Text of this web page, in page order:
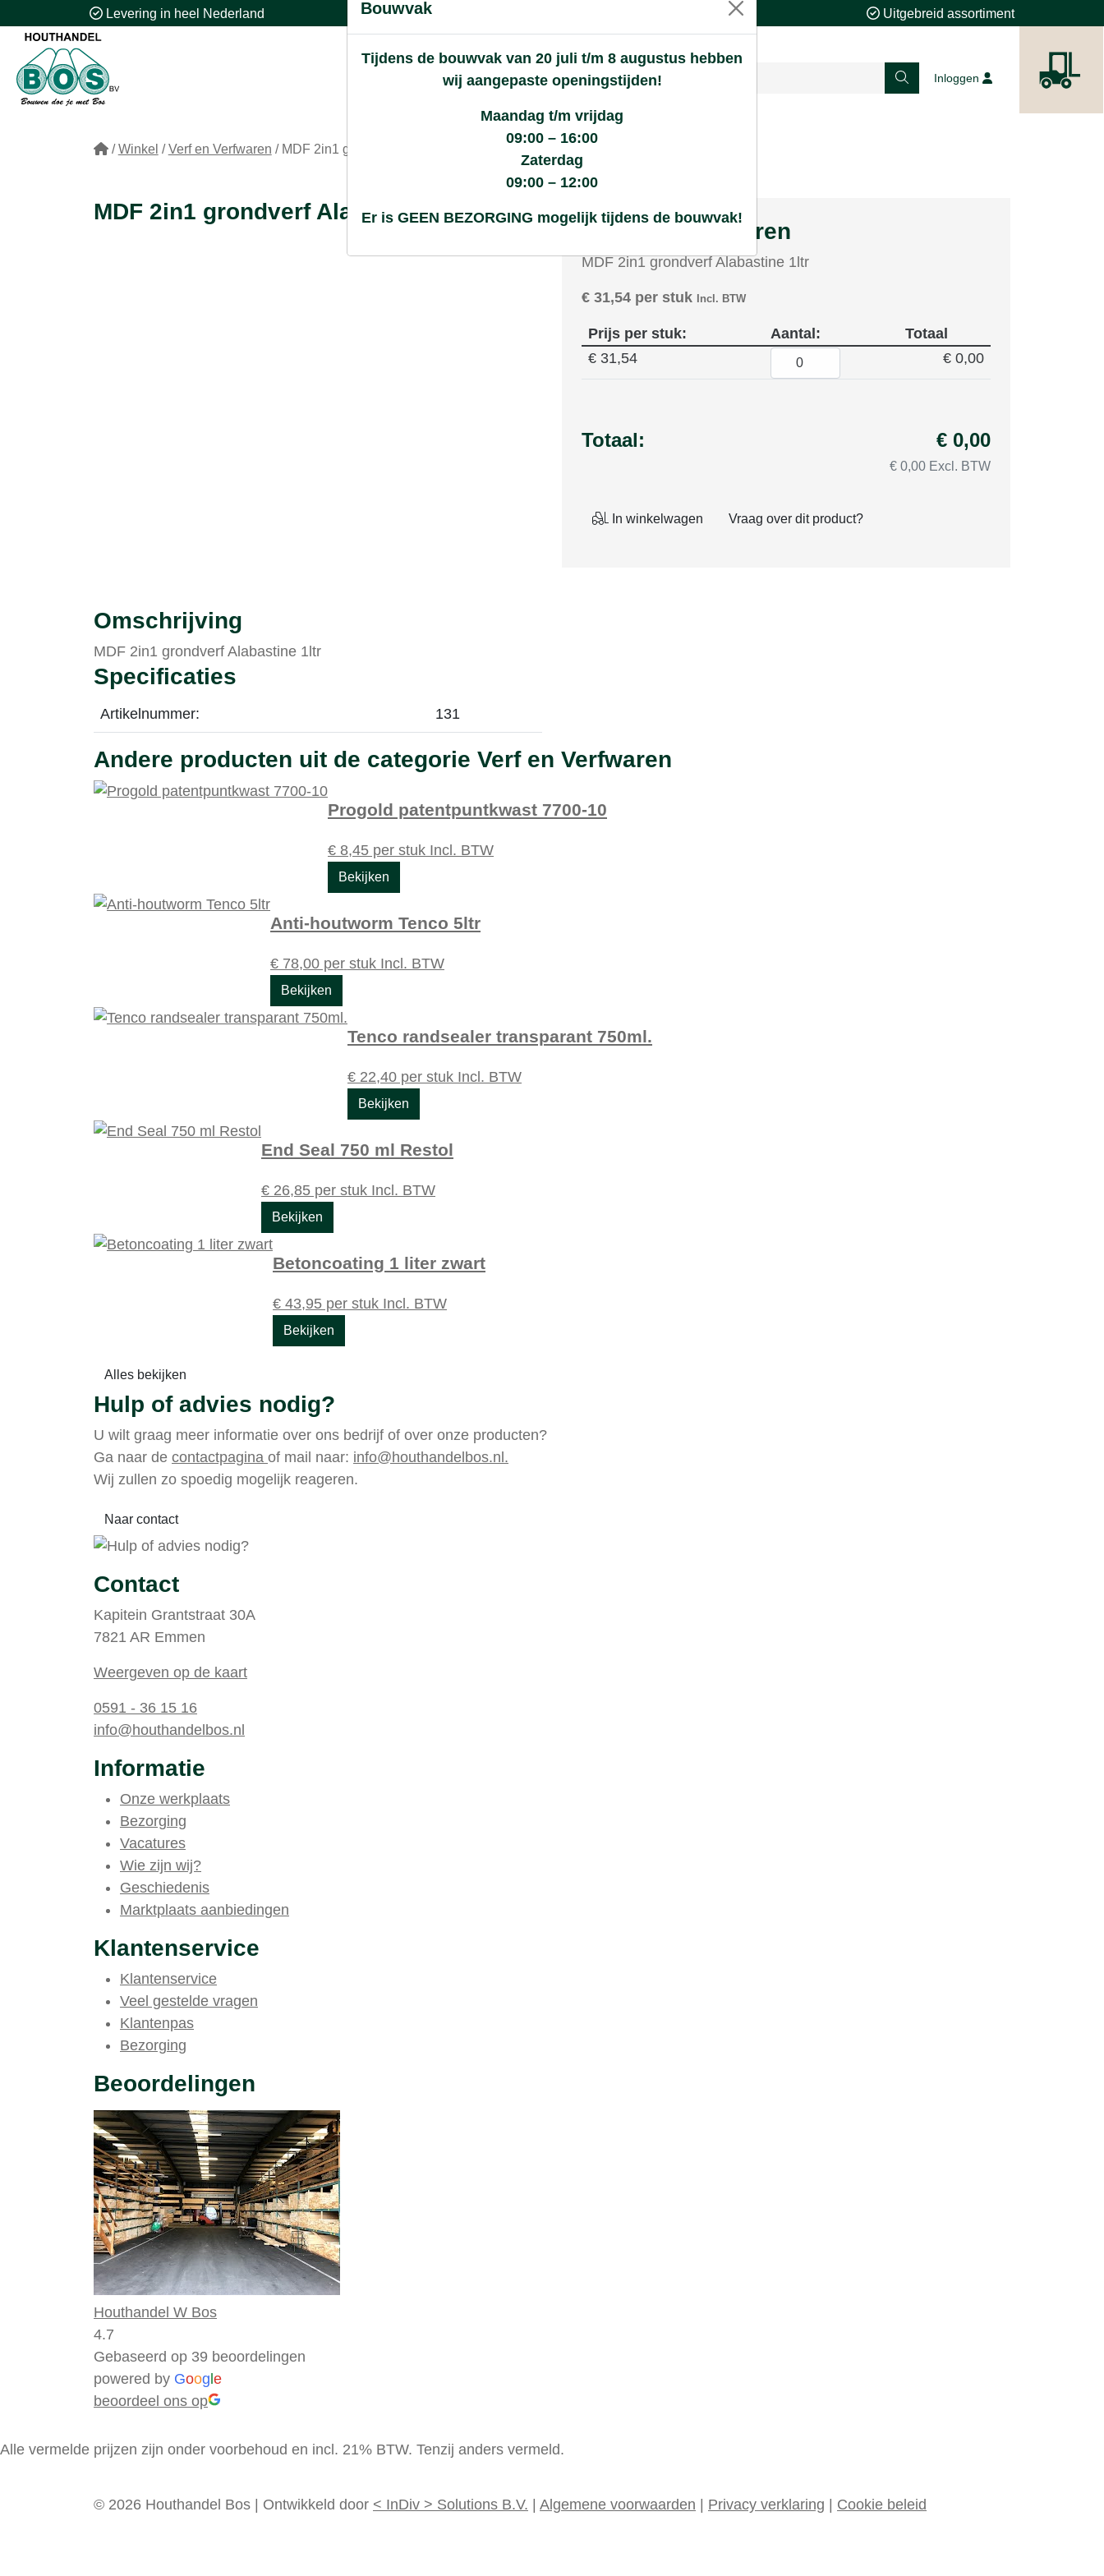
Levering in heel Nederland Goede kwaliteitsproducten met een eerlijke prijs Uitgebreid assortiment
Wie zijn wij? Klantenservice Nieuws Inloggen
/ Winkel / Verf en Verfwaren / MDF 2in1 grondverf Alabastine 1ltr
MDF 2in1 grondverf Alabastine 1ltr
Product selecteren
MDF 2in1 grondverf Alabastine 1ltr
€ 31,54 per stuk Incl. BTW
Prijs per stuk: Aantal:
Totaal
€ 31,54
€ 0,00
Totaal: € 0,00
€ 0,00 Excl. BTW
In winkelwagen Vraag over dit product?
Omschrijving
MDF 2in1 grondverf Alabastine 1ltr
Specificaties
Artikelnummer: 131
Andere producten uit de categorie Verf en Verfwaren
Progold patentpuntkwast 7700-10
€ 8,45 per stuk Incl. BTW
Bekijken
Anti-houtworm Tenco 5ltr
€ 78,00 per stuk Incl. BTW
Bekijken
Tenco randsealer transparant 750ml.
€ 22,40 per stuk Incl. BTW
Bekijken
End Seal 750 ml Restol
€ 26,85 per stuk Incl. BTW
Bekijken
Betoncoating 1 liter zwart
€ 43,95 per stuk Incl. BTW
Bekijken
Alles bekijken
Hulp of advies nodig?
U wilt graag meer informatie over ons bedrijf of over onze producten?
Ga naar de contactpagina of mail naar: info@houthandelbos.nl.
Wij zullen zo spoedig mogelijk reageren.
Naar contact
Contact
Kapitein Grantstraat 30A
7821 AR Emmen
Weergeven op de kaart
0591 - 36 15 16
info@houthandelbos.nl
Informatie
Onze werkplaats
Bezorging
Vacatures
Wie zijn wij?
Geschiedenis
Marktplaats aanbiedingen
Klantenservice
Klantenservice
Veel gestelde vragen
Klantenpas
Bezorging
Beoordelingen
Houthandel W Bos
4.7
Gebaseerd op 39 beoordelingen
powered by Goog e
beoordeel ons op
Alle vermelde prijzen zijn onder voorbehoud en incl. 21% BTW. Tenzij anders vermeld.
© 2026 Houthandel Bos Ontwikkeld door < InDiv > Solutions B.V. Algemene voorwaarden Privacy verklaring Cookie beleid
Bouwvak
Tijdens de bouwvak van 20 juli t/m 8 augustus hebben
wij aangepaste openingstijden!
Maandag t/m vrijdag
09:00 – 16:00
Zaterdag
09:00 – 12:00
Er is GEEN BEZORGING mogelijk tijdens de bouwvak!